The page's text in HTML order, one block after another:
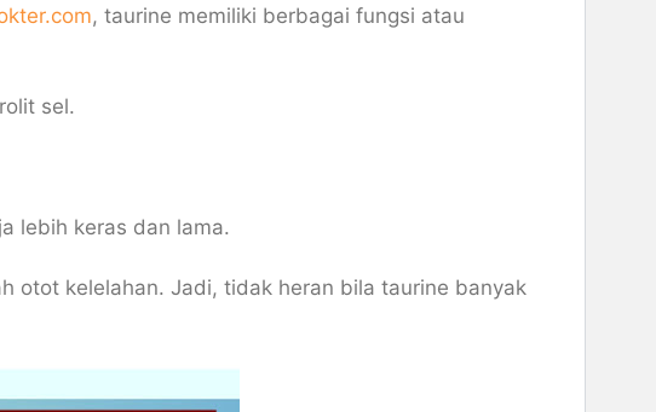
, taurine memiliki berbagai fungsi atau
sel.
lebih keras dan lama.
otot kelelahan. Jadi, tidak heran bila taurine banyak